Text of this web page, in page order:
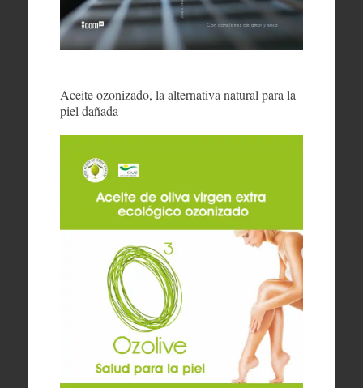
Aceite ozonizado, la alternativa natural para la
piel dañada